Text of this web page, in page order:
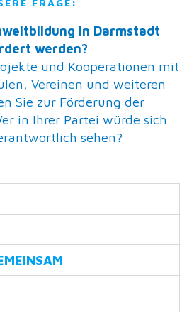
FRAGE:
in Darmstadt
werden?
und Kooperationen mit
Vereinen und weiteren
Sie zur Förderung der
in Ihrer Partei würde sich
sehen?